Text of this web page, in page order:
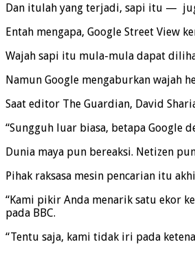
Dan itulah yang terjadi, sapi itu —
Entah mengapa, Google Street View
Wajah sapi itu mula-mula dapat
Namun Google mengaburkan wajah
Saat editor The Guardian, David
“Sungguh luar biasa, betapa Google
Dunia maya pun bereaksi. Netizen
Pihak raksasa mesin pencarian itu
“Kami pikir Anda menarik satu ekor
pada BBC.
“Tentu saja, kami tidak iri pada